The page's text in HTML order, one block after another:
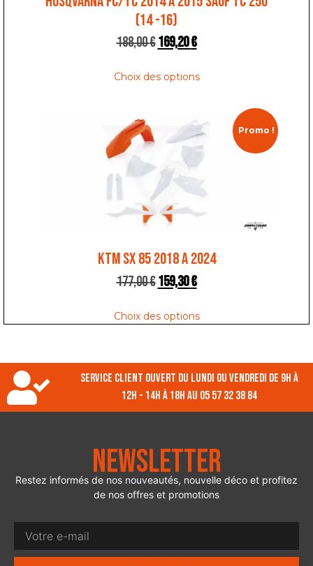
(14 -16)
188,00€169,20€
Choix des options
Promo !
KTM SX 85 2018 A 2024
177,00€159,30€
Choix des options
Service client ouvert du lundi ou vendredi de 9h à
12h - 14h à 18h au 05 57 32 38 84
Newsletter
Restez informés de nos nouveautés, nouvelle déco et profitez
de nos offres et promotions